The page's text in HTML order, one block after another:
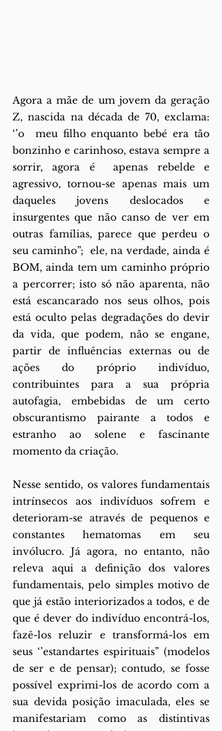
Agora a mãe de um jovem da geração
Z, nascida na década de 70, exclama:
‘’o  meu filho enquanto bebé era tão
bonzinho e carinhoso, estava sempre a
sorrir, agora é  apenas rebelde e
agressivo, tornou-se apenas mais um
daqueles jovens deslocados e
insurgentes que não canso de ver em
outras famílias, parece que perdeu o
seu caminho”;  ele, na verdade, ainda é
BOM, ainda tem um caminho próprio
a percorrer; isto só não aparenta, não
está escancarado nos seus olhos, pois
está oculto pelas degradações do devir
da vida, que podem, não se engane,
partir de influências externas ou de
ações do próprio indivíduo,
contribuintes para a sua própria
autofagia, embebidas de um certo
obscurantismo pairante a todos e
estranho ao solene e fascinante
momento da criação.
Nesse sentido, os valores fundamentais
intrínsecos aos indivíduos sofrem e
deterioram-se através de pequenos e
constantes hematomas em seu
invólucro. Já agora, no entanto, não
releva aqui a definição dos valores
fundamentais, pelo simples motivo de
que já estão interiorizados a todos, e de
que é dever do indivíduo encontrá-los,
fazê-los reluzir e transformá-los em
seus ‘’estandartes espirituais” (modelos
de ser e de pensar); contudo, se fosse
possível exprimi-los de acordo com a
sua devida posição imaculada, eles se
manifestariam como as distintivas